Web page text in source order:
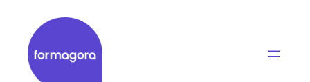
contenu